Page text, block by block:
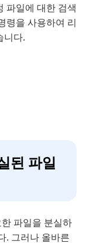
파일에 대한 검색
령을 사용하여 리
니다.
된 파일
파일을 분실하
. 그러나 올바른